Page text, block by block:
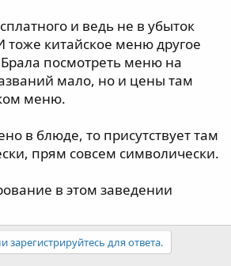
и ведь не в убыток
тоже китайское меню другое
посмотреть меню на
мало, но и цены там
меню.
в блюде, то присутствует там
прям совсем символически.
в этом заведении
зарегистрируйтесь для ответа.